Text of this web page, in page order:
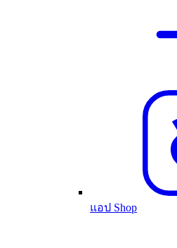
แอป Shop